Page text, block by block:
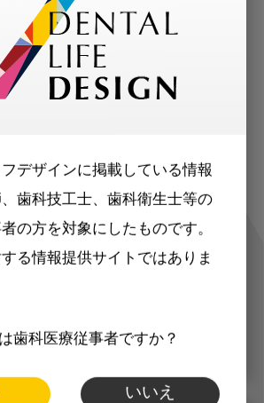
デザインに掲載している情報
歯科技工士、歯科衛生士等の
の方を対象にしたものです。
る情報提供サイトではありま
歯科医療従事者ですか？
いいえ
するお役立ち情報を
マガジンでお届け
だいた職種（歯科医師、歯
歯科技工士）に合わせた内
マガジンをお届けします。